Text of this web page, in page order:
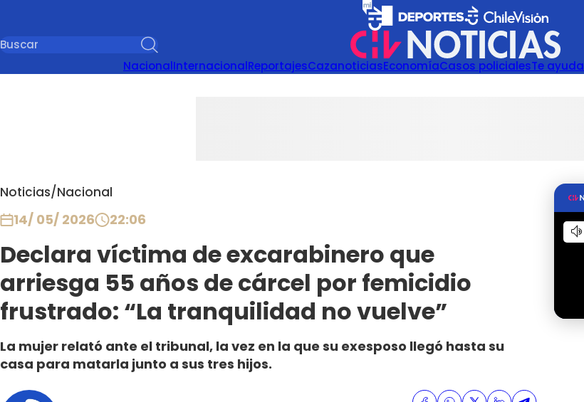
NacionalInternacionalReportajesCazanoticiasEconomíaCasos policialesTe ayuda
Noticias/Nacional
14/ 05/ 2026 22:06
Declara víctima de excarabinero que
arriesga 55 años de cárcel por femicidio
frustrado: “La tranquilidad no vuelve”
La mujer relató ante el tribunal, la vez en la que su exesposo llegó hasta su
casa para matarla junto a sus tres hijos.